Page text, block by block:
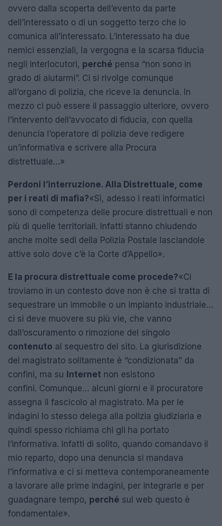
ovvero dalla scoperta dell’evento da parte
dell’interessato o di un soggetto terzo che lo
comunica all’interessato. L’interessato ha due
nemici essenziali, la vergogna e la scarsa fiducia
negli interlocutori, perché pensa “non sono in
grado di aiutarmi”. Ci si rivolge comunque
all’organo di polizia, che riceve la denuncia. In
mezzo ci può essere il passaggio ulteriore, ovvero
l’intervento dell’avvocato di fiducia, con quella
denuncia l’operatore di polizia deve redigere
un’informativa e scrivere alla Procura
distrettuale…»
Perdoni l’interruzione. Alla Distrettuale, come
per i reati di mafia?«Sì, adesso i reati informatici
sono di competenza delle procure distrettuali e non
più di quelle territoriali. Infatti stanno chiudendo
anche molte sedi della Polizia Postale lasciandole
attive solo dove c’è la Corte d’Appello».
E la procura distrettuale come procede?«Ci
troviamo in un contesto dove non è che si tratta di
sequestrare un immobile o un impianto industriale…
ci si deve muovere su più vie, che vanno
dall’oscuramento o rimozione del singolo
contenuto al sequestro del sito. La giurisdizione
del magistrato solitamente è “condizionata” da
confini, ma su Internet non esistono
confini. Comunque… alcuni giorni e il procuratore
assegna il fascicolo al magistrato. Ma per le
indagini lo stesso delega alla polizia giudiziaria e
quindi spesso richiama chi gli ha portato
l’informativa. Infatti di solito, quando comandavo il
mio reparto, dopo una denuncia si mandava
l’informativa e ci si metteva contemporaneamente
a lavorare alle prime indagini, per integrarle e per
guadagnare tempo, perché sul web questo è
fondamentale».